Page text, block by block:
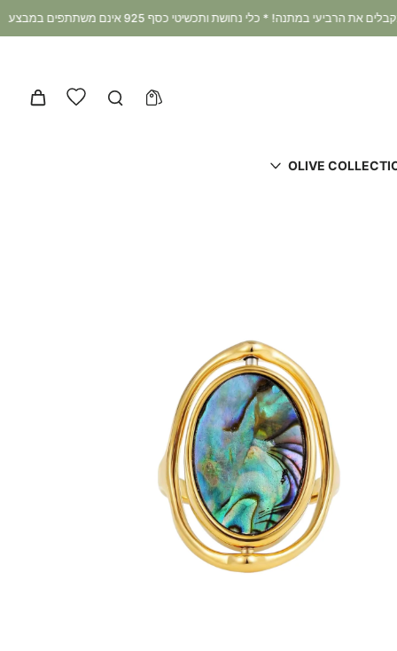
מבצע קיץ 3+1 במתנה: קונים 3 מוצרים ומקבלים את הרביעי במתנה! * כלי נחושת
OLIVE